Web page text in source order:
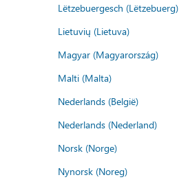
Lëtzebuergesch (Lëtzebuerg)
Lietuvių (Lietuva)
Magyar (Magyarország)
Malti (Malta)
Nederlands (België)
Nederlands (Nederland)
Norsk (Norge)
Nynorsk (Noreg)